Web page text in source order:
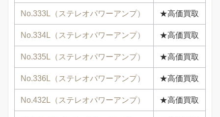
No.333L（ステレオパワーアンプ） ★高価買取
No.334L（ステレオパワーアンプ） ★高価買取
No.335L（ステレオパワーアンプ） ★高価買取
No.336L（ステレオパワーアンプ） ★高価買取
No.432L（ステレオパワーアンプ） ★高価買取